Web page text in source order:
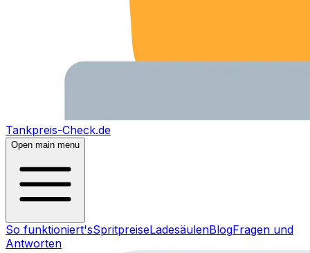
Tankpreis-Check.de
Open main menu
So funktioniert'sSpritpreiseLadesäulenBlogFragen und
Antworten